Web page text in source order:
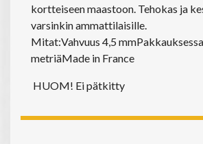
kortteiseen maastoon. Tehokas ja
varsinkin ammattilaisille.
Mitat:Vahvuus 4,5
metriäMade in France
HUOM! Ei pätkitty